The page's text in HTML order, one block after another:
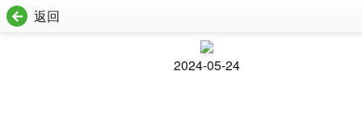
返回
2024-05-24